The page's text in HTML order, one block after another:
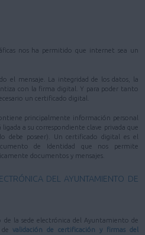
con la firma digital. Y para poder tanto
un certificado digital.
a su correspondiente clave privada que
debe poseer). Un certificado digital es el
de Identidad que nos permite
documentos y mensajes.
DEL AYUNTAMIENTO DE
validación de certificación y firmas del